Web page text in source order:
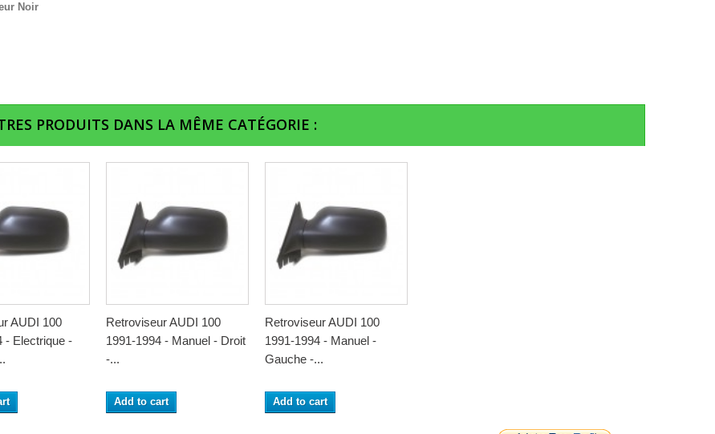
Noir
PRODUITS DANS LA MÊME CATÉGORIE :
AUDI 100
- Electrique -
Retroviseur AUDI 100
1991-1994 - Manuel - Droit
-...
Add to cart
Retroviseur AUDI 100
1991-1994 - Manuel -
Gauche -...
Add to cart